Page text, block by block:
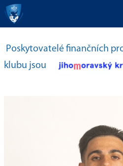
Poskytovatelé finančních
klubu jsou